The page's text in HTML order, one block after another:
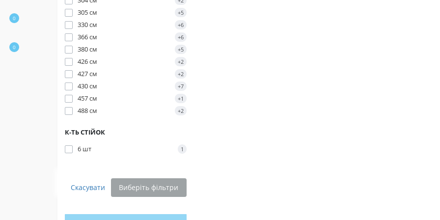
0
0
305 см +5
330 см +6
366 см +6
380 см +5
426 см +2
427 см +2
430 см +7
457 см +1
488 см +2
К-ТЬ СТІЙОК
6 шт
1
Скасувати Виберіть фільтри